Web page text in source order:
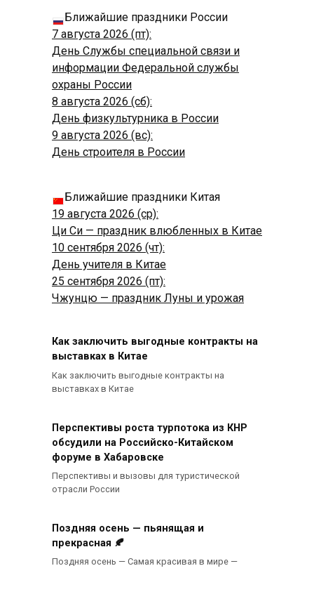
Ближайшие праздники России
7 августа 2026 (пт):
День Службы специальной связи и
информации Федеральной службы
охраны России
8 августа 2026 (сб):
День физкультурника в России
9 августа 2026 (вс):
День строителя в России
Ближайшие праздники Китая
19 августа 2026 (ср):
Ци Си — праздник влюбленных в Китае
10 сентября 2026 (чт):
День учителя в Китае
25 сентября 2026 (пт):
Чжунцю — праздник Луны и урожая
Как заключить выгодные контракты на
выставках в Китае
Как заключить выгодные контракты на
выставках в Китае
Перспективы роста турпотока из КНР
обсудили на Российско-Китайском
форуме в Хабаровске
Перспективы и вызовы для туристической
отрасли России
Поздняя осень — пьянящая и
прекрасная 🍂
Поздняя осень — Самая красивая в мире —